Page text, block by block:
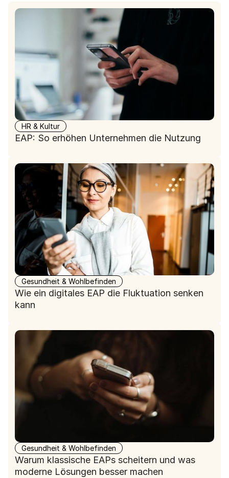
HR & Kultur
EAP: So erhöhen Unternehmen die Nutzung
Gesundheit & Wohlbefinden
Wie ein digitales EAP die Fluktuation senken
kann
Gesundheit & Wohlbefinden
Warum klassische EAPs scheitern und was
moderne Lösungen besser machen